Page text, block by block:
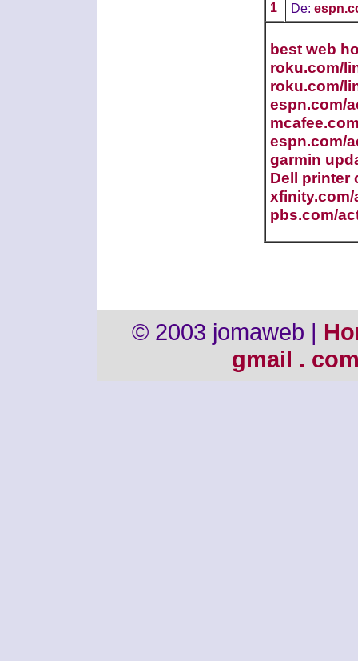
1 De:
best web
roku.com/
roku.com/
espn.com/
espn.com/
garmin
Dell printer
xfinity.com/
pbs.com/
© 2003 jomaweb |
gmail .